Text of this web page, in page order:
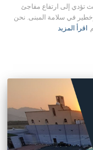
تؤدي إلى ارتفاع مفاجئ
في سلامة المبنى. نحن
اقرأ المزيد